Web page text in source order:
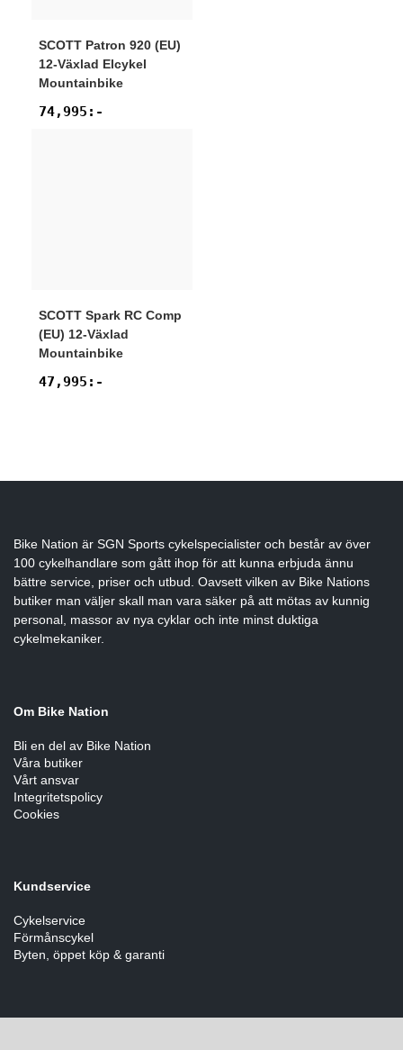
SCOTT Patron 920 (EU)
12-Växlad Elcykel
Mountainbike
74,995 :-
SCOTT Spark RC Comp
(EU) 12-Växlad
Mountainbike
47,995 :-
Bike Nation är SGN Sports cykelspecialister och består av över
100 cykelhandlare som gått ihop för att kunna erbjuda ännu
bättre service, priser och utbud. Oavsett vilken av Bike Nations
butiker man väljer skall man vara säker på att mötas av kunnig
personal, massor av nya cyklar och inte minst duktiga
cykelmekaniker.
Om Bike Nation
Bli en del av Bike Nation
Våra butiker
Vårt ansvar
Integritetspolicy
Cookies
Kundservice
Cykelservice
Förmånscykel
Byten, öppet köp & garanti